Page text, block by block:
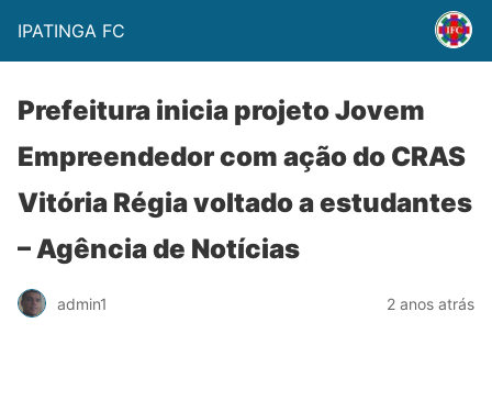
IPATINGA FC
Prefeitura inicia projeto Jovem
Empreendedor com ação do CRAS
Vitória Régia voltado a estudantes
– Agência de Notícias
admin1 2 anos atrás